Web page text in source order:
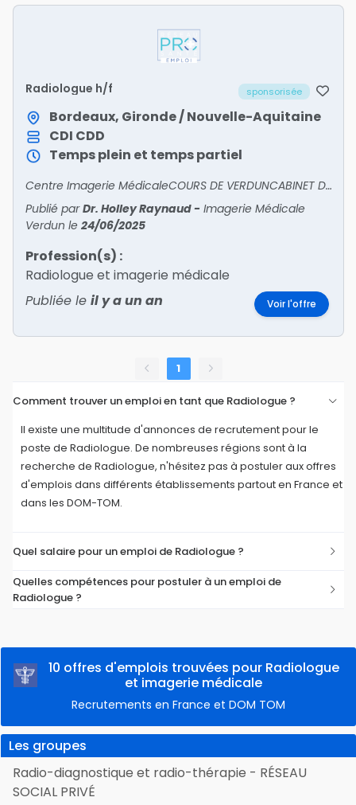
10 offres d'emplois trouvées pour Radiologue
et imagerie médicale
Recrutements en France et DOM TOM
Les groupes
Radio-diagnostique et radio-thérapie - RÉSEAU
SOCIAL PRIVÉ
Radiologue h/f sponsorisée
Bordeaux, Gironde / Nouvelle-Aquitaine
CDI CDD
Temps plein et temps partiel
Centre Imagerie MédicaleCOURS DE VERDUNCABINET DE RADIOLOGIE, BORDEAUX CENTREcherche associéActivité cabinet + 1 site hôpital semi-privé avec scanner sur place. (IRM prévue en 2026).Activité au
Publié parDr. Holley Raynaud- Imagerie Médicale
Verdun le 24/06/2025
Profession(s) :
Radiologue et imagerie médicale
Publiée le il y a un an Voir l'offre
1
Comment trouver un emploi en tant que Radiologue ?
Il existe une multitude d'annonces de recrutement pour le
poste de Radiologue. De nombreuses régions sont à la
recherche de Radiologue, n'hésitez pas à postuler aux offres
d'emplois dans différents établissements partout en France et
dans les DOM-TOM.
Quel salaire pour un emploi de Radiologue ?
Quelles compétences pour postuler à un emploi de
Radiologue ?